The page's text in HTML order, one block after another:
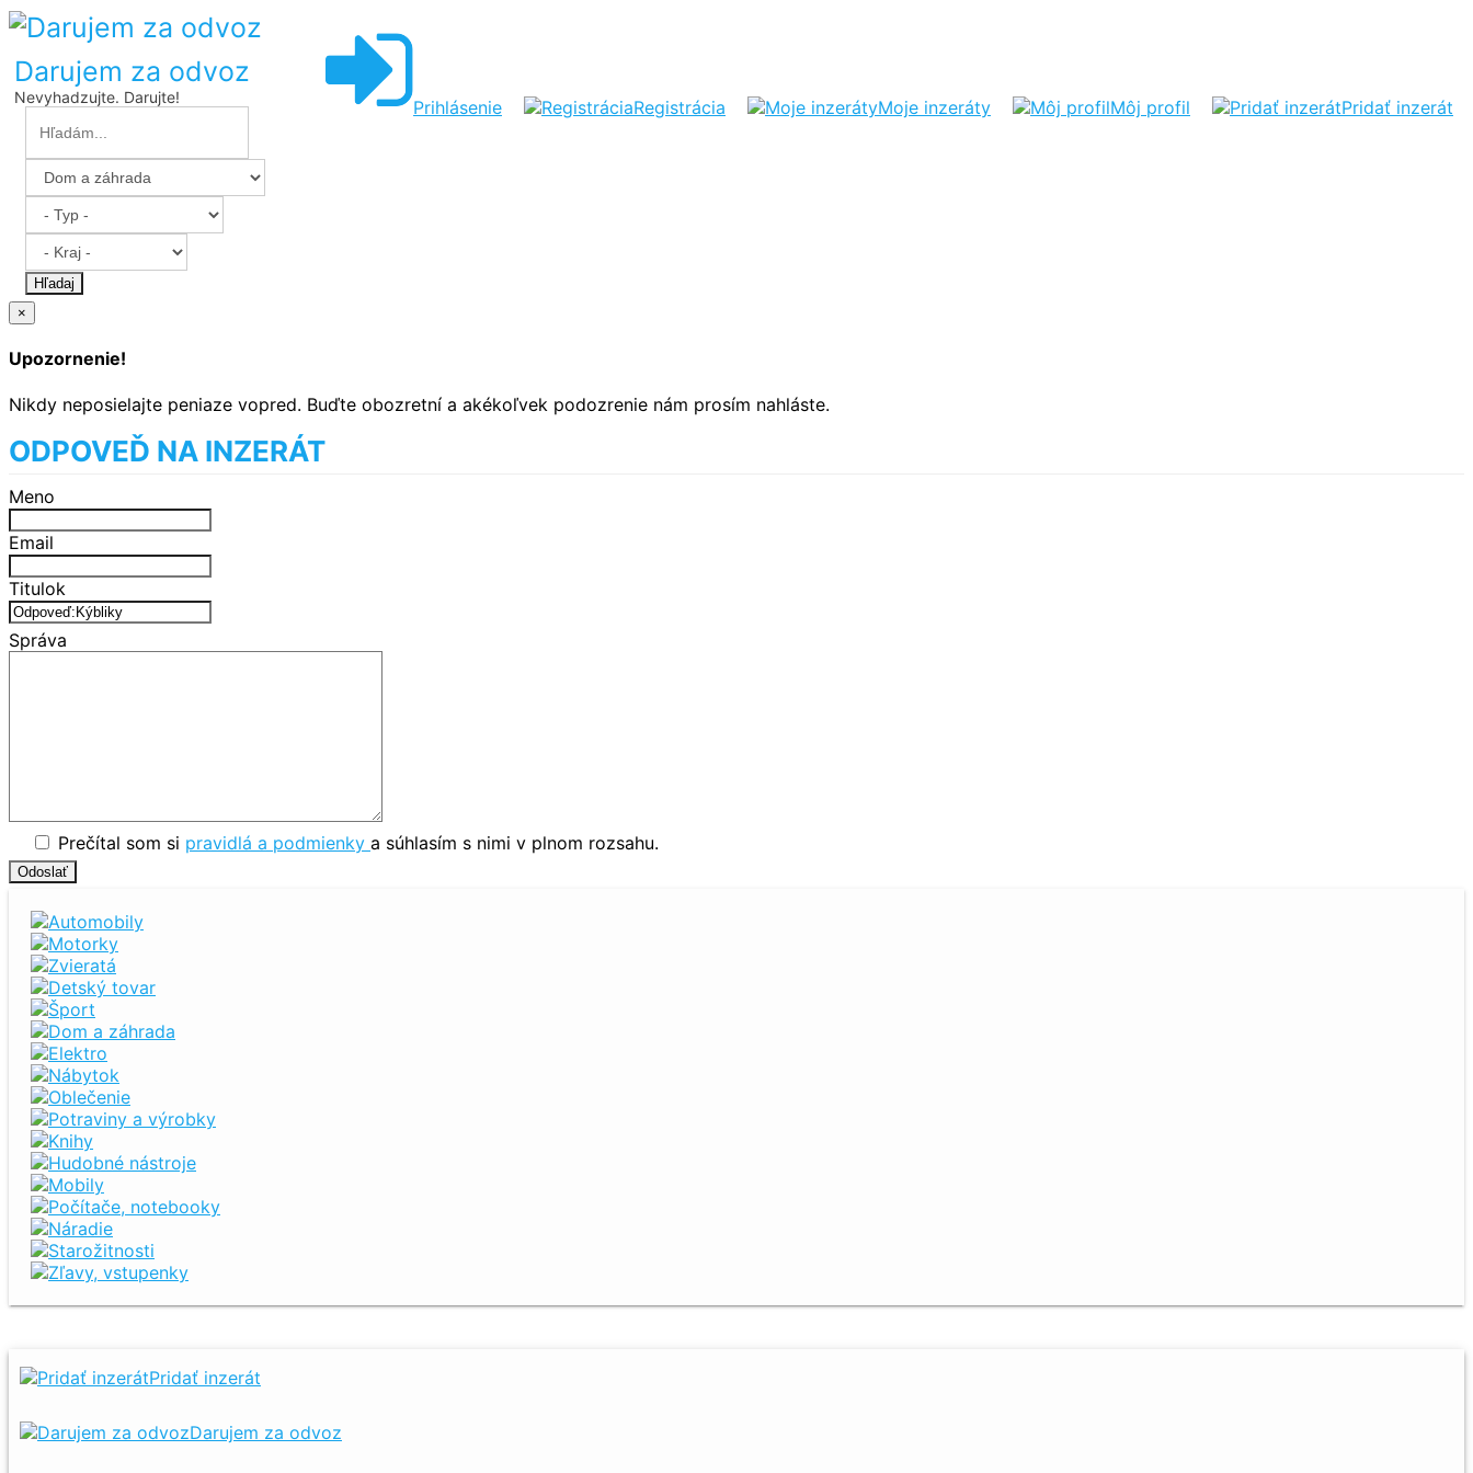
Prihlásenie Registrácia Moje inzeráty Môj profil Pridať inzerát
Darujem za odvoz
Nevyhadzujte. Darujte!
Hľadaj
×
Upozornenie!
Nikdy neposielajte peniaze vopred. Buďte obozretní a akékoľvek podozrenie nám prosím nahláste.
ODPOVEĎ NA INZERÁT
Meno
Email
Titulok
Správa
Prečítal som si pravidlá a podmienky a súhlasím s nimi v plnom rozsahu.
Automobily
Motorky
Zvieratá
Detský tovar
Šport
Dom a záhrada
Elektro
Nábytok
Oblečenie
Potraviny a výrobky
Knihy
Hudobné nástroje
Mobily
Počítače, notebooky
Náradie
Starožitnosti
Zľavy, vstupenky
Pridať inzerát
Darujem za odvoz